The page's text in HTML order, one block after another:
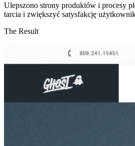
Ulepszono strony produktów i procesy
tarcia i zwiększyć satysfakcję
The Result